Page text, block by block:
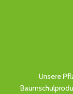
Unsere